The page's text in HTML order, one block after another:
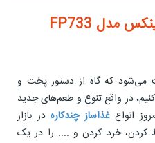
مدل FP733
می‌شود که گاه از دستور پخت و
در واقع تنوع و طعم‌های جدید
انواعغذاساز چندکارهدر بازار
خرد کردن و .... را در یک